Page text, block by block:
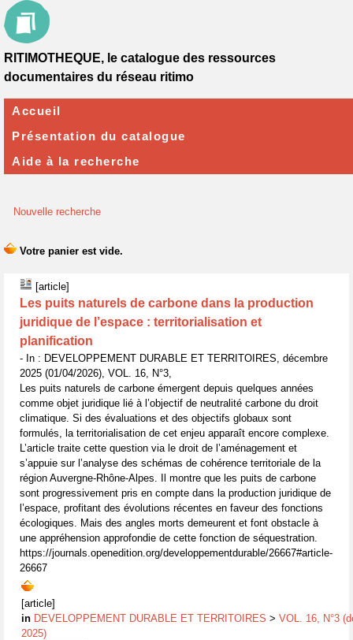
Nouvelle recherche
[article]
Les puits naturels de carbone dans la production
juridique de l’espace : territorialisation et
planification
- In : DEVELOPPEMENT DURABLE ET TERRITOIRES, décembre
2025 (01/04/2026), VOL. 16, N°3,
Les puits naturels de carbone émergent depuis quelques années
comme objet juridique lié à l’objectif de neutralité carbone du droit
climatique. Si des évaluations et des objectifs globaux sont
formulés, la territorialisation de cet enjeu apparaît encore complexe.
L’article traite cette question via le droit de l’aménagement et
s’appuie sur l’analyse des schémas de cohérence territoriale de la
région Auvergne-Rhône-Alpes. Il montre que les puits de carbone
sont progressivement pris en compte dans la production juridique de
l’espace, profitant des évolutions récentes en faveur des fonctions
écologiques. Mais des angles morts demeurent et font obstacle à
une appréhension approfondie de cette fonction de séquestration.
https://journals.openedition.org/developpementdurable/26667#article-
26667
[article]
in DEVELOPPEMENT DURABLE ET TERRITOIRES > VOL. 16, N°3
2025)
RITIMOTHEQUE, le catalogue des ressources
documentaires du réseau ritimo
Accueil
Présentation du catalogue
Aide à la recherche